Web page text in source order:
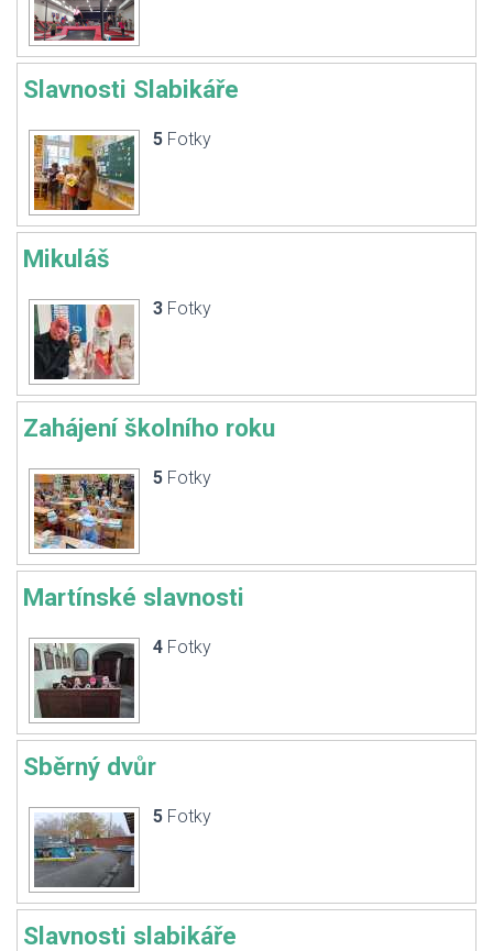
Slavnosti Slabikáře
5 Fotky
Mikuláš
3 Fotky
Zahájení školního roku
5 Fotky
Martínské slavnosti
4 Fotky
Sběrný dvůr
5 Fotky
Slavnosti slabikáře